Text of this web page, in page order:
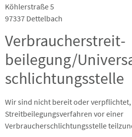
Köhlerstraße 5
97337 Dettelbach
Verbraucher­streit­
beilegung/
schlichtungs­stelle
Wir sind nicht bereit oder verpflichtet,
Streitbeilegungsverfahren vor einer
Verbraucherschlichtungsstelle